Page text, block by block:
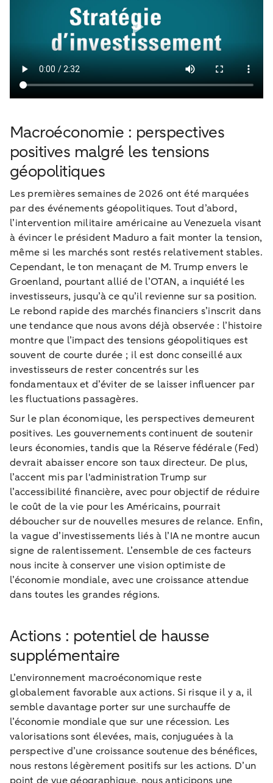
Macroéconomie : perspectives
positives malgré les tensions
géopolitiques
Les premières semaines de 2026 ont été marquées
par des événements géopolitiques. Tout d’abord,
l’intervention militaire américaine au Venezuela visant
à évincer le président Maduro a fait monter la tension,
même si les marchés sont restés relativement stables.
Cependant, le ton menaçant de M. Trump envers le
Groenland, pourtant allié de l’OTAN, a inquiété les
investisseurs, jusqu’à ce qu’il revienne sur sa position.
Le rebond rapide des marchés financiers s’inscrit dans
une tendance que nous avons déjà observée : l’histoire
montre que l’impact des tensions géopolitiques est
souvent de courte durée ; il est donc conseillé aux
investisseurs de rester concentrés sur les
fondamentaux et d’éviter de se laisser influencer par
les fluctuations passagères.
Sur le plan économique, les perspectives demeurent
positives. Les gouvernements continuent de soutenir
leurs économies, tandis que la Réserve fédérale (Fed)
devrait abaisser encore son taux directeur. De plus,
l’accent mis par l'administration Trump sur
l’accessibilité financière, avec pour objectif de réduire
le coût de la vie pour les Américains, pourrait
déboucher sur de nouvelles mesures de relance. Enfin,
la vague d’investissements liés à l’IA ne montre aucun
signe de ralentissement. L’ensemble de ces facteurs
nous incite à conserver une vision optimiste de
l’économie mondiale, avec une croissance attendue
dans toutes les grandes régions.
Actions : potentiel de hausse
supplémentaire
L’environnement macroéconomique reste
globalement favorable aux actions. Si risque il y a, il
semble davantage porter sur une surchauffe de
l’économie mondiale que sur une récession. Les
valorisations sont élevées, mais, conjuguées à la
perspective d’une croissance soutenue des bénéfices,
nous restons légèrement positifs sur les actions. D’un